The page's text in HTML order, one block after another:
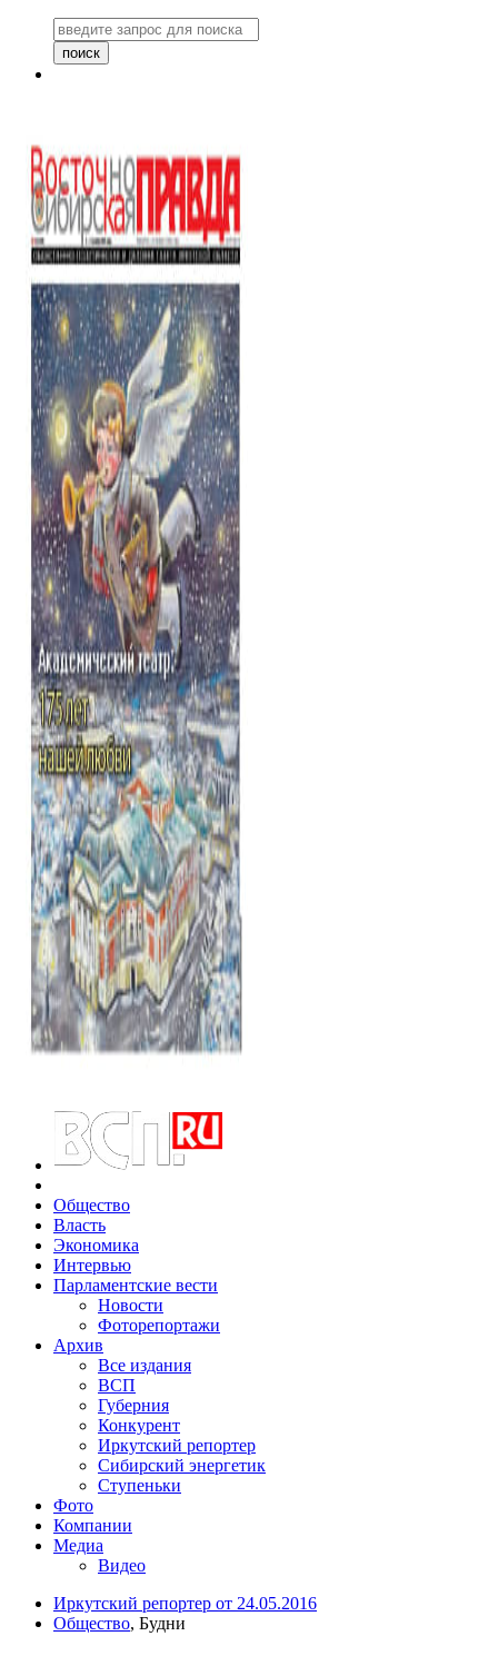
Общество
Власть
Экономика
Интервью
Парламентские вести
Новости
Фоторепортажи
Архив
Все издания
ВСП
Губерния
Конкурент
Иркутский репортер
Сибирский энергетик
Ступеньки
Фото
Компании
Медиа
Видео
Иркутский репортер от 24.05.2016
Общество, Будни